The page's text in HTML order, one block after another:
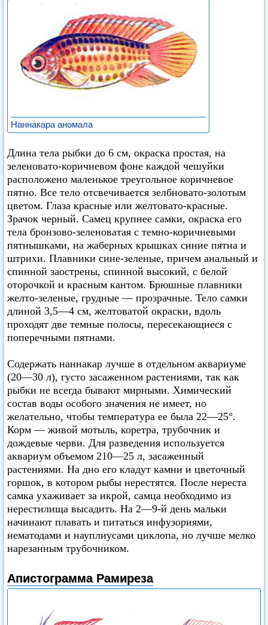
Наннакара аномала
Длина тела рыбки до 6 см, окраска простая, на
зеленовато-коричневом фоне каждой чешуйки
расположено маленькое треугольное коричневое
пятно. Все тело отсвечивается зелбновато-золотым
цветом. Глаза красные или желтовато-красные.
Зрачок черный. Самец крупнее самки, окраска его
тела бронзово-зеленоватая с темно-коричневыми
пятнышками, на жаберных крышках синие пятна и
штрихи. Плавники сине-зеленые, причем анальный и
спинной заострены, спинной высокий, с белой
оторочкой и красным кантом. Брюшные плавники
желто-зеленые, грудные — прозрачные. Тело самки
длиной 3,5—4 см, желтоватой окраски, вдоль
проходят две темные полосы, пересекающиеся с
поперечными пятнами.
Содержать наннакар лучше в отдельном аквариуме
(20—30 л), густо засаженном растениями, так как
рыбки не всегда бывают мирными. Химический
состав воды особого значения не имеет, но
желательно, чтобы температура ее была 22—25°.
Корм — живой мотыль, коретра, трубочник и
дождевые черви. Для разведения используется
аквариум объемом 210—25 л, засаженный
растениями. На дно его кладут камни и цветочный
горшок, в котором рыбы нерестятся. После нереста
самка ухаживает за икрой, самца необходимо из
нерестилища высадить. На 2—9-й день мальки
начинают плавать и питаться инфузориями,
нематодами и науплиусами циклопа, но лучше мелко
нарезанным трубочником.
Апистограмма Рамиреза